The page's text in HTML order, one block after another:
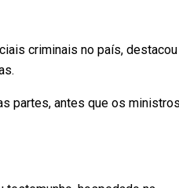
criminais no país, destacou
partes, antes que os ministros